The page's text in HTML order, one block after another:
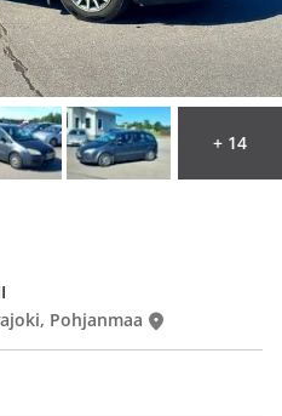
Pohjanmaa
+ 14